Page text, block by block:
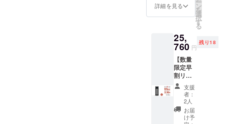
サー x4
・盗難
防止
x4 ・レ
ンチ x1
・充電
ケーブ
ル x1 ・
万能両
面テー
プ x1 ・
アロマ
タブ
レット
詳細を見る ン
を
選
択
す
る
25,
760 円
残り18
【数量
限定早
割リ
ター
ン】
「Car
Air
Purifier
支援
者：
2人
お届
け予